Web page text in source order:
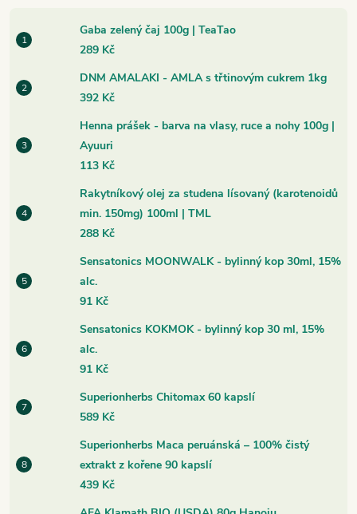
Gaba zelený čaj 100g | TeaTao
289 Kč
DNM AMALAKI - AMLA s třtinovým cukrem 1kg
392 Kč
Henna prášek - barva na vlasy, ruce a nohy 100g |
Ayuuri
113 Kč
Rakytníkový olej za studena lísovaný (karotenoidů
min. 150mg) 100ml | TML
288 Kč
Sensatonics MOONWALK - bylinný kop 30ml, 15%
alc.
91 Kč
Sensatonics KOKMOK - bylinný kop 30 ml, 15%
alc.
91 Kč
Superionherbs Chitomax 60 kapslí
589 Kč
Superionherbs Maca peruánská – 100% čistý
extrakt z kořene 90 kapslí
439 Kč